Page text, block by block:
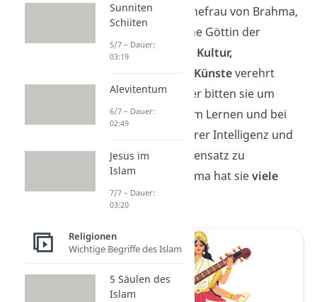
Saraswati ist die Ehefrau von Brahma,
die als hinduistische Göttin der
Weisheit, Bildung, Kultur,
Künsteverehrt
wird. Ihre Anhänger bitten sie um
Unterstützung beim Lernen und bei
der Entwicklung ihrer Intelligenz und
Kreativität. Im Gegensatz zu
ihrem Gatten Brahma hat sieviele
Verehrer.
Sunniten
Schiiten
5/7 – Dauer:
03:19
Alevitentum
6/7 – Dauer:
02:49
Jesus im
Islam
7/7 – Dauer:
03:20
Religionen
Wichtige Begriffe des Islam
5 Säulen des
Islam